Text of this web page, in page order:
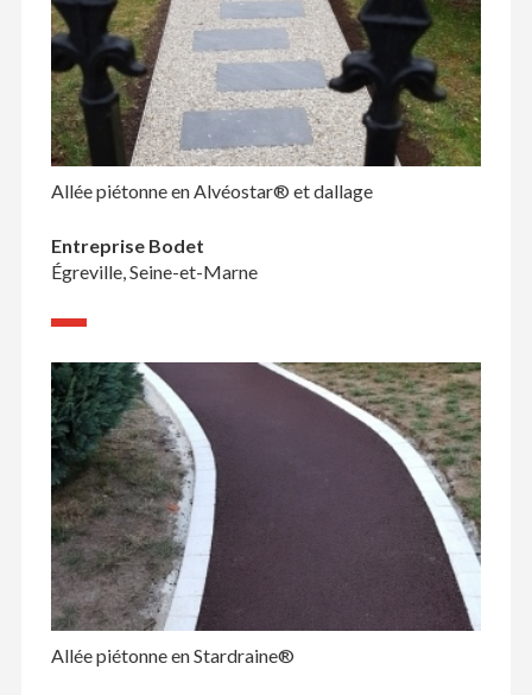
Allée piétonne en Alvéostar® et dallage
Entreprise Bodet
Égreville, Seine-et-Marne
Allée piétonne en Stardraine®